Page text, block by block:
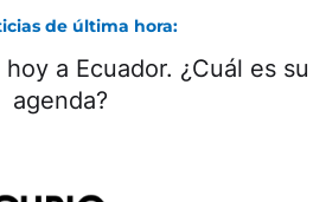
de última hora:
hoy a Ecuador. ¿Cuál es
agenda?